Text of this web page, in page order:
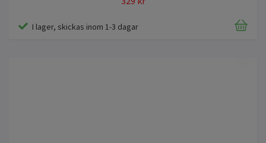
I lager, skickas inom 1-3 dagar